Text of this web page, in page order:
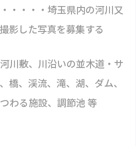
・・・・埼玉県内の河川又
影した写真を募集する
川敷、川沿いの並木道・サ
橋、渓流、滝、湖、ダム、
わる施設、調節池 等